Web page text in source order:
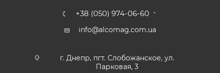
+38 (050) 974-06-60
info@alcomag.com.ua
г. Днепр, пгт. Слобожанское, ул.
Парковая, 3